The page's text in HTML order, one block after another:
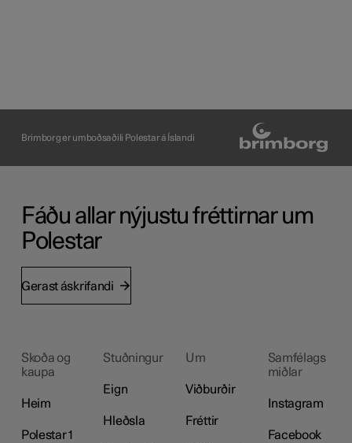
Brimborg er umboðsaðili Polestar á Íslandi
Fáðu allar nýjustu fréttirnar um
Polestar
Gerast áskrifandi
Skoða og
kaupa
Heim
Polestar 1
Stuðningur
Eign
Hleðsla
Um
Viðburðir
Fréttir
Samfélags
miðlar
Instagram
Facebook